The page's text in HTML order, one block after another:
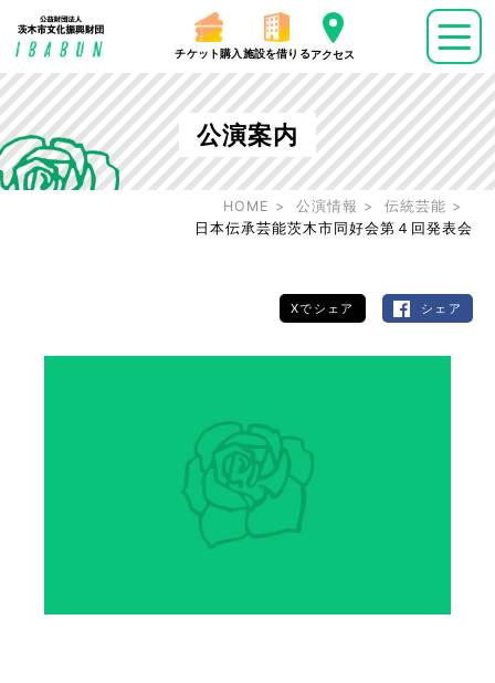
チケット購入 施設を借りるアクセス
公演案内
HOME 公演情報
伝統芸能
日本伝承芸能茨木市同好会第４回発表会
Xでシェア シェア